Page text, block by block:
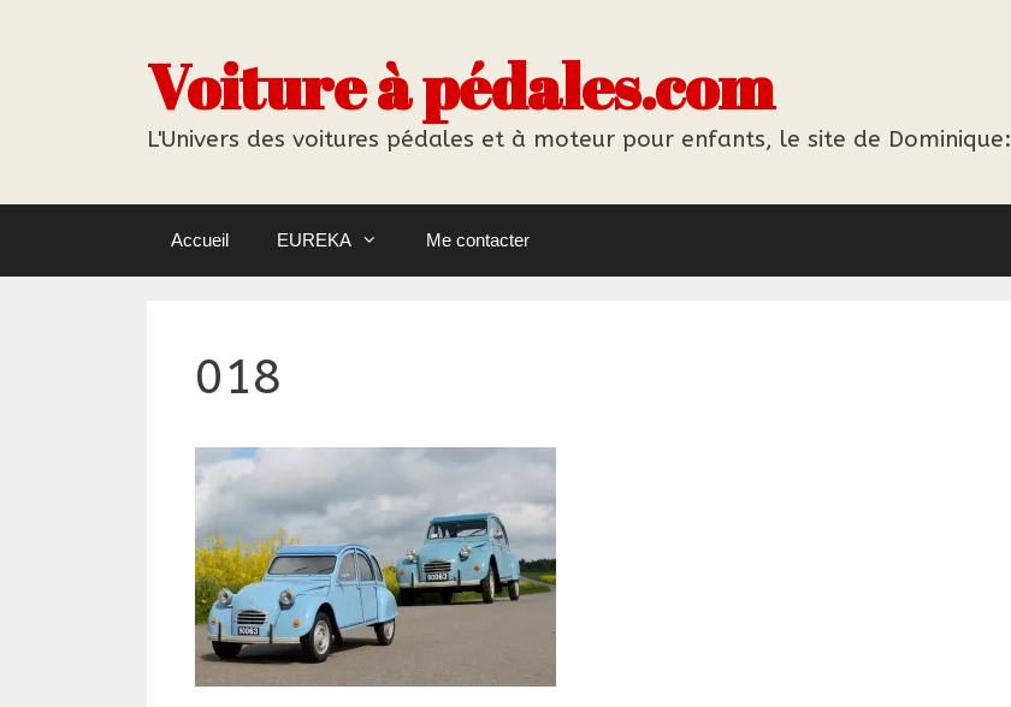
Voiture à pédales.com
L'Univers des voitures pédales et à moteur pour enfants, le site de Dominique:
Accueil EUREKA Me contacter
018